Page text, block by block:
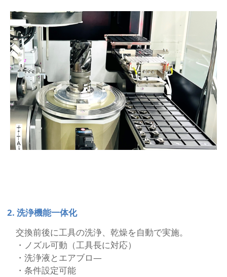
2. 洗浄機能一体化
交換前後に工具の洗浄、乾燥を自動で実施。
・ノズル可動（工具長に対応）
・洗浄液とエアブロ―
・条件設定可能